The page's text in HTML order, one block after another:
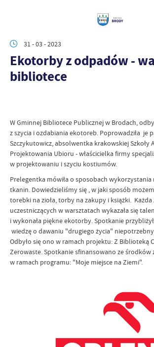
31 - 03 - 2023
Ekotorby z odpadów -
bibliotece
W Gminnej Bibliotece Publicznej w Brodach,
z szycia i ozdabiania ekotoreb. Poprowadziła je
Szczykutowicz, absolwentka krakowskiej Szkoły
Projektowania Ubioru - właścicielka firmy
w projektowaniu i szyciu kostiumów.
Prelegentka mówiła o sposobach
tkanin. Dowiedzieliśmy się , w jaki sposób
torebki na zioła, torby na zakupy i książki. Każda
uczestniczących w warsztatach wykazała się
i wykonała piękne ekotorby. Spotkanie
wiedzę o dawaniu "drugiego życia"
Odbyło się ono w ramach projektu: Z Biblioteką
Zerowaste. Spotkanie sfinansowano ze środków
w ramach programu: "Moje miejsce na Ziemi".